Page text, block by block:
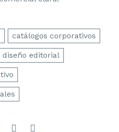
catálogos corporativos
diseño editorial